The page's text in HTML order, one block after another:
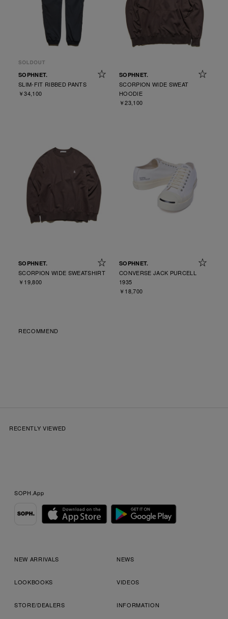
SOPHNET.
SLIM-FIT RIBBED PANTS
￥34,100
SOPHNET.
SCORPION WIDE SWEAT
HOODIE
￥23,100
SOPHNET.
SCORPION WIDE SWEATSHIRT
￥19,800
SOPHNET.
CONVERSE JACK PURCELL
1935
￥18,700
RECOMMEND
RECENTLY VIEWED
SOPH.App
NEW ARRIVALS NEWS
LOOKBOOKS VIDEOS
STORE/DEALERS INFORMATION